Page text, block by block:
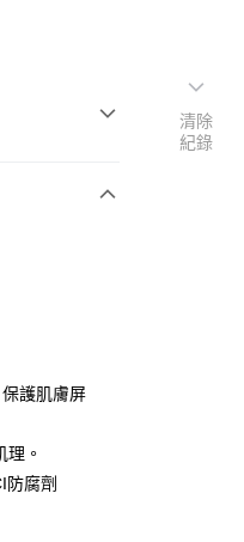
護肌膚屏
。
防腐劑
清除
紀錄